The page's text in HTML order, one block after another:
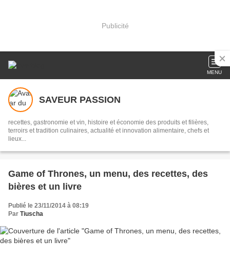
Publicité
MENU
SAVEUR PASSION
recettes, gastronomie et vin, histoire et économie des produits et filières,
terroirs et tradition culinaires, actualité et innovation alimentaire, chefs et
lieux...
Game of Thrones, un menu, des recettes, des
bières et un livre
Publié le 23/11/2014 à 08:19
Par Tiuscha